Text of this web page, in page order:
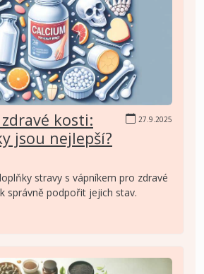
27.9.2025
kosti:
jsou nejlepší?
stravy s vápníkem pro zdravé
správně podpořit jejich stav.